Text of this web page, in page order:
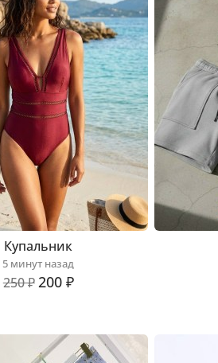
Купальник
5 минут назад
250 ₽200 ₽